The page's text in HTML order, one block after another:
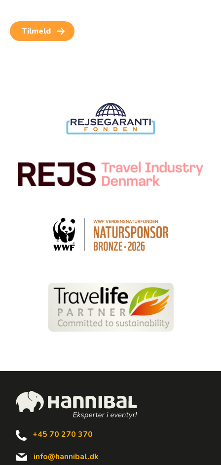
+45 70 270 370
info@hannibal.dk